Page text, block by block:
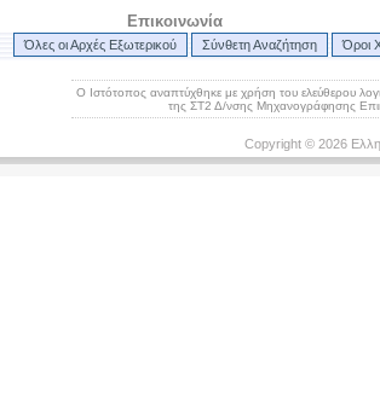
Επικοινωνία
Όλες οι Αρχές Εξωτερικού Σύνθετη Αναζήτηση Όροι
Ο Ιστότοπος αναπτύχθηκε με χρήση του ελεύθερου
της ΣΤ2 Δ/νσης Μηχανογράφησης
Copyright © 2026